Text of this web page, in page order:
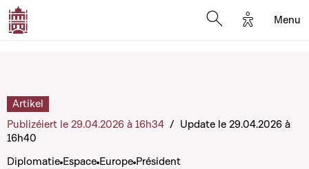
Options
Menu
Diplomatie Espace Europe Président
Artikel
Publizéiert le 29.04.2026 à 16h34 / Update le 29.04.2026 à
16h40